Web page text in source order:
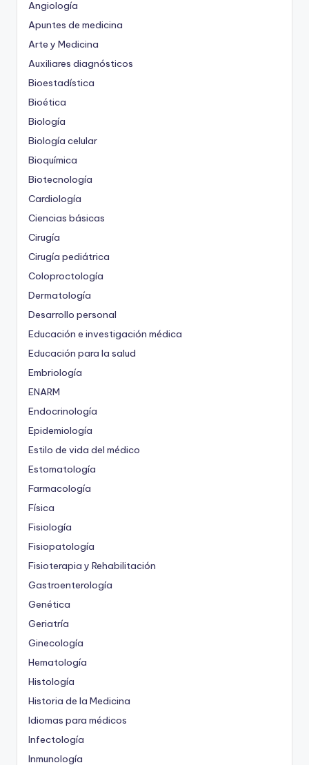
Angiología
Apuntes de medicina
Arte y Medicina
Auxiliares diagnósticos
Bioestadística
Bioética
Biología
Biología celular
Bioquímica
Biotecnología
Cardiología
Ciencias básicas
Cirugía
Cirugía pediátrica
Coloproctología
Dermatología
Desarrollo personal
Educación e investigación médica
Educación para la salud
Embriología
ENARM
Endocrinología
Epidemiología
Estilo de vida del médico
Estomatología
Farmacología
Física
Fisiología
Fisiopatología
Fisioterapia y Rehabilitación
Gastroenterología
Genética
Geriatría
Ginecología
Hematología
Histología
Historia de la Medicina
Idiomas para médicos
Infectología
Inmunología